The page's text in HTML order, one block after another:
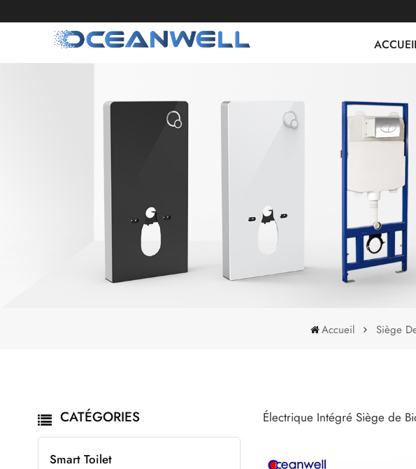
Accueil Siège
CATÉGORIES
Smart Toilet
Électrique Intégré Siège de